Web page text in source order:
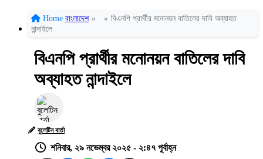
Home বাংলাদেশ » » বিএনপি প্রার্থীর মনোনয়ন বাতিলের দাবি অব্যাহত
নান্দাইলে
বিএনপি প্রার্থীর মনোনয়ন বাতিলের দাবি
অব্যাহত নান্দাইলে
বুলেটিন বার্তা
শনিবার, ২৯ নভেম্বর ২০২৫ - ২:৪৭ পূর্বাহ্ন